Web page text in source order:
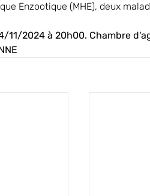
Enzootique (MHE), deux
11/2024 à 20h00. Chambre